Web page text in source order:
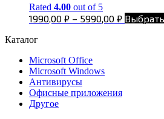
Rated 4.00 out of 5
1990,00 ₽ – 5990,00 ₽
Каталог
Microsoft Office
Microsoft Windows
Антивирусы
Офисные приложения
Другое